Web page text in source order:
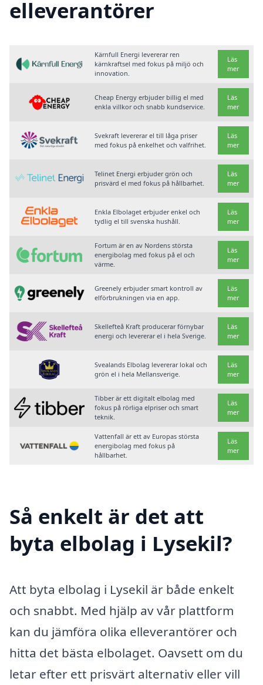
elleverantörer
Kärnfull Energi levererar ren
kärnkraftsel med fokus på miljö och
innovation.
Läs
mer
Cheap Energy erbjuder billig el med
enkla villkor och snabb kundservice.
Läs
mer
Svekraft levererar el till låga priser
med fokus på enkelhet och valfrihet.
Läs
mer
Telinet Energi erbjuder grön och
prisvärd el med fokus på hållbarhet.
Läs
mer
Enkla Elbolaget erbjuder enkel och
tydlig el till svenska hushåll.
Läs
mer
Fortum är en av Nordens största
energibolag med fokus på el och
värme.
Läs
mer
Greenely erbjuder smart kontroll av
elförbrukningen via en app.
Läs
mer
Skellefteå Kraft producerar förnybar
energi och levererar el i hela Sverige.
Läs
mer
Svealands Elbolag levererar lokal och
grön el i hela Mellansverige.
Läs
mer
Tibber är ett digitalt elbolag med
fokus på rörliga elpriser och smart
teknik.
Läs
mer
Vattenfall är ett av Europas största
energibolag med fokus på
hållbarhet.
Läs
mer
Så enkelt är det att
byta elbolag i Lysekil?
Att byta elbolag i Lysekil är både enkelt
och snabbt. Med hjälp av vår plattform
kan du jämföra olika elleverantörer och
hitta det bästa elbolaget. Oavsett om du
letar efter ett prisvärt alternativ eller vill